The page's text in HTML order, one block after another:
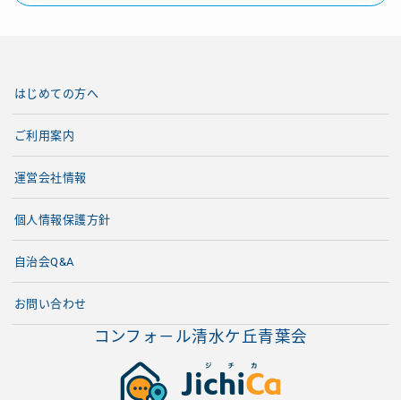
コンフォ－ル清水ケ丘青葉会
はじめての方へ
ご利用案内
運営会社情報
個人情報保護方針
自治会Q&A
お問い合わせ